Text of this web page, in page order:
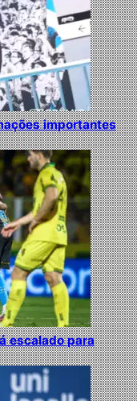
importantes
escalado para